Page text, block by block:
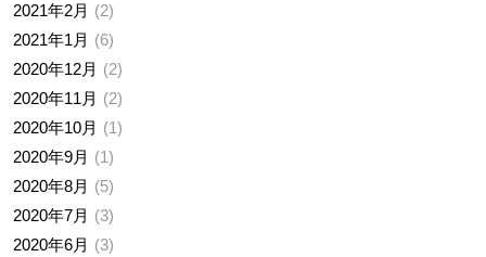
2021年2月
2
2021年1月
6
2020年12月
2
2020年11月
2
2020年10月
1
2020年9月
1
2020年8月
5
2020年7月
3
2020年6月
3